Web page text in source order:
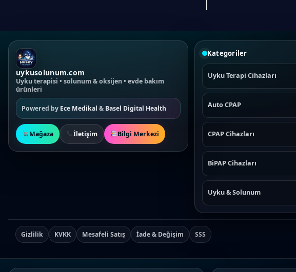
variants.
The
be
on
the
product
page
uykusolunum.com
Uyku terapisi • solunum & oksijen • evde bakım
ürünleri
Powered by Ece Medikal & Basel Digital Health
Mağaza İletişim Bilgi Merkezi
Kategoriler
Uyku Terapi Cihazları
Auto CPAP
CPAP Cihazları
BiPAP Cihazları
Uyku & Solunum
Gizlilik KVKK Mesafeli Satış İade & Değişim SSS